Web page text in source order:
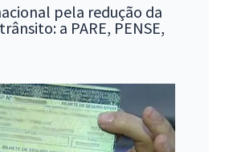
pela redução da
a PARE, PENSE,